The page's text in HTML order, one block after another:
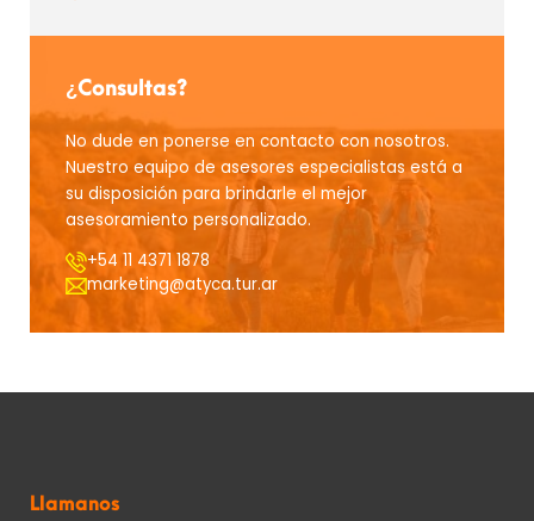
¿Consultas?
No dude en ponerse en contacto con nosotros.
Nuestro equipo de asesores especialistas está a
su disposición para brindarle el mejor
asesoramiento personalizado.
+54 11 4371 1878
marketing@atyca.tur.ar
Llamanos